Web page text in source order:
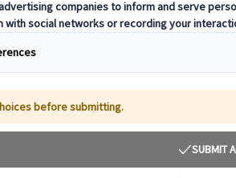
観るとこだらけ！永遠の都